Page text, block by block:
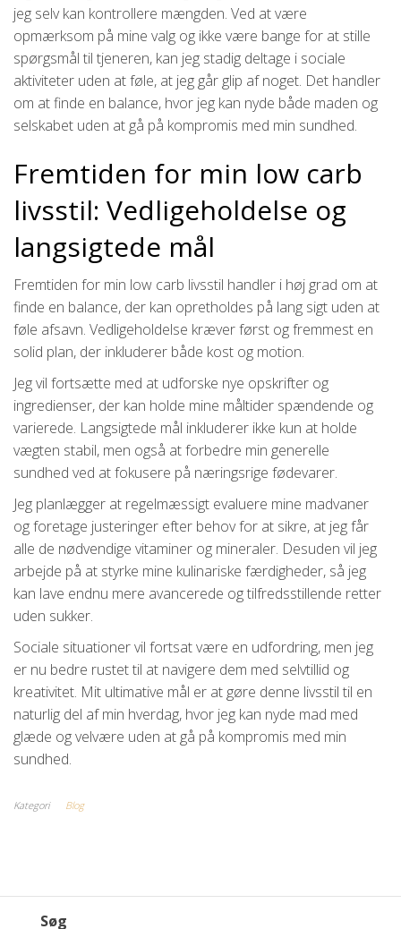
jeg selv kan kontrollere mængden. Ved at være
opmærksom på mine valg og ikke være bange for at stille
spørgsmål til tjeneren, kan jeg stadig deltage i sociale
aktiviteter uden at føle, at jeg går glip af noget. Det handler
om at finde en balance, hvor jeg kan nyde både maden og
selskabet uden at gå på kompromis med min sundhed.
Fremtiden for min low carb
livsstil: Vedligeholdelse og
langsigtede mål
Fremtiden for min low carb livsstil handler i høj grad om at
finde en balance, der kan opretholdes på lang sigt uden at
føle afsavn. Vedligeholdelse kræver først og fremmest en
solid plan, der inkluderer både kost og motion.
Jeg vil fortsætte med at udforske nye opskrifter og
ingredienser, der kan holde mine måltider spændende og
varierede. Langsigtede mål inkluderer ikke kun at holde
vægten stabil, men også at forbedre min generelle
sundhed ved at fokusere på næringsrige fødevarer.
Jeg planlægger at regelmæssigt evaluere mine madvaner
og foretage justeringer efter behov for at sikre, at jeg får
alle de nødvendige vitaminer og mineraler. Desuden vil jeg
arbejde på at styrke mine kulinariske færdigheder, så jeg
kan lave endnu mere avancerede og tilfredsstillende retter
uden sukker.
Sociale situationer vil fortsat være en udfordring, men jeg
er nu bedre rustet til at navigere dem med selvtillid og
kreativitet. Mit ultimative mål er at gøre denne livsstil til en
naturlig del af min hverdag, hvor jeg kan nyde mad med
glæde og velvære uden at gå på kompromis med min
sundhed.
Kategori Blog
Søg